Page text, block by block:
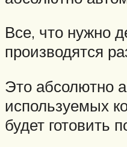
Все, что нужно
производятся
Это абсолютно
используемых
будет готовить